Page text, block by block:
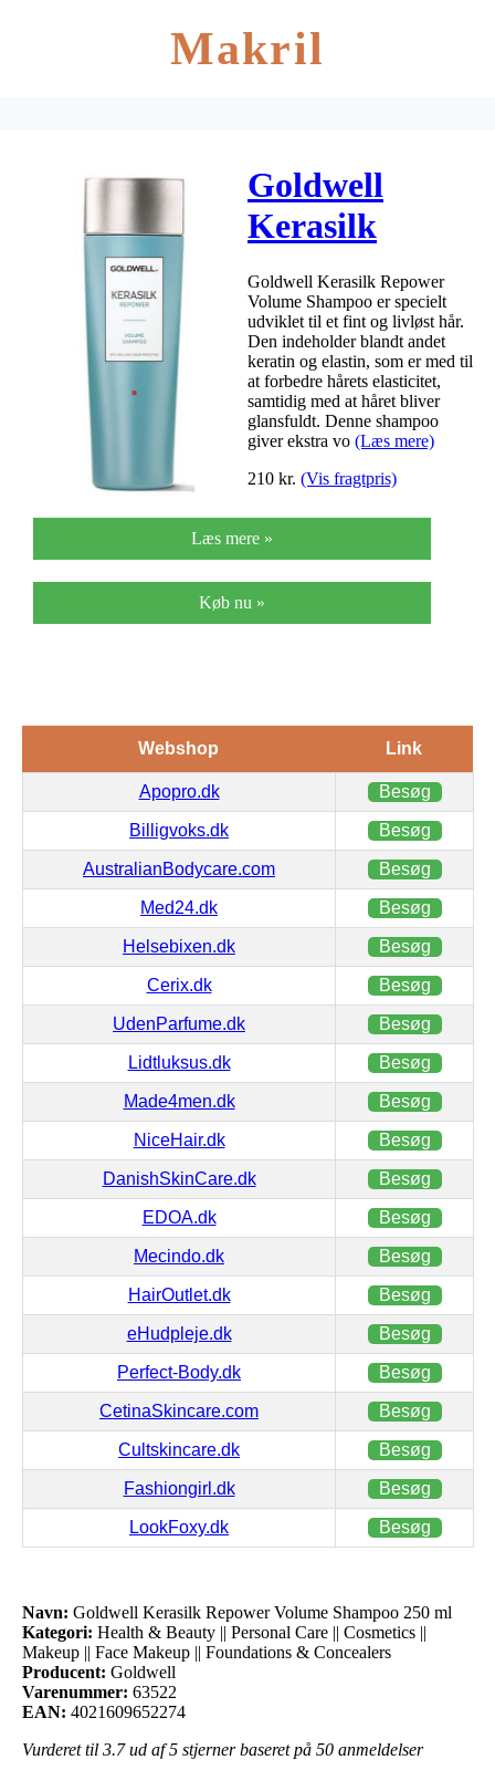
Makril
Goldwell
Kerasilk
Repower
Volume
Shampoo 250
ml
Goldwell Kerasilk Repower
Volume Shampoo er specielt
udviklet til et fint og livløst hår.
Den indeholder blandt andet
keratin og elastin, som er med til
at forbedre hårets elasticitet,
samtidig med at håret bliver
glansfuldt. Denne shampoo
giver ekstra vo (Læs mere)
210 kr. (Vis fragtpris)
Læs mere »
Køb nu »
Webshop Link
Apopro.dk Besøg
Billigvoks.dk Besøg
AustralianBodycare.com Besøg
Med24.dk Besøg
Helsebixen.dk Besøg
Cerix.dk Besøg
UdenParfume.dk Besøg
Lidtluksus.dk Besøg
Made4men.dk Besøg
NiceHair.dk Besøg
DanishSkinCare.dk Besøg
EDOA.dk Besøg
Mecindo.dk Besøg
HairOutlet.dk Besøg
eHudpleje.dk Besøg
Perfect-Body.dk Besøg
CetinaSkincare.com Besøg
Cultskincare.dk Besøg
Fashiongirl.dk Besøg
LookFoxy.dk Besøg
Navn: Goldwell Kerasilk Repower Volume Shampoo 250 ml
Kategori: Health & Beauty || Personal Care || Cosmetics ||
Makeup || Face Makeup || Foundations & Concealers
Producent: Goldwell
Varenummer: 63522
EAN: 4021609652274
Vurderet til 3.7ud af 5 stjerner baseret på 50 anmeldelser